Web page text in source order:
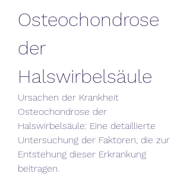
Osteochondrose
der
Halswirbelsäule
Ursachen der Krankheit
Osteochondrose der
Halswirbelsäule: Eine detaillierte
Untersuchung der Faktoren, die zur
Entstehung dieser Erkrankung
beitragen.